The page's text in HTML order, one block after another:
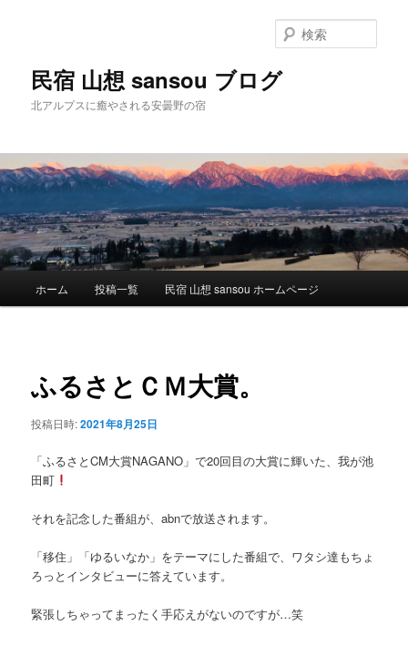
民宿 山想 sansou ブログ
北アルプスに癒やされる安曇野の宿
索
メ
テ
ン
ツ
ホーム 投稿一覧 民宿 山想 sansou ホームページ
ふるさとＣＭ大賞。
投稿日時:2021年8月25日
「ふるさとCM大賞NAGANO」で20回目の大賞に輝いた、我が池
田町
それを記念した番組が、abnで放送されます。
「移住」「ゆるいなか」をテーマにした番組で、ワタシ達もちょ
ろっとインタビューに答えています。
緊張しちゃってまったく手応えがないのですが…笑